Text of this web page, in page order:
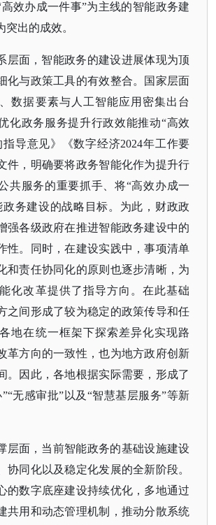
高效办成一件事”为主线的智能政务建
出的成效。
层面，智能政务的建设进展体现为顶
化与政策工具的有效整合。国家层面
数据要素与人工智能应用密集出台
化政务服务提升行政效能推动“高效
指导意见》《数字经济2024年工作要
件，明确要将政务智能化作为提升行
共服务的重要抓手、将“高效办成一
政务建设的战略目标。为此，财政政
强各级政府在推进智能政务建设中的
性。同时，在建设实践中，事项清单
和责任协同化的原则也逐步清晰，为
化改革提供了指导方向。在此基础
之间形成了较为稳定的政策传导和任
地在统一框架下探索差异化实现路
革方向的一致性，也为地方政府创新
。因此，各地根据实际需要，形成了
无感审批”以及“智慧基层服务”等新
层面，当前智能政务的基础设施建设
协同化以及稳定化发展的全新阶段。
的数字底座建设持续优化，多地通过
共用和动态管理机制，推动分散系统